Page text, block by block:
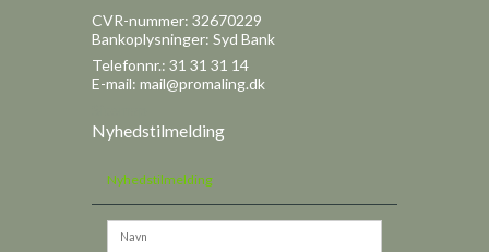
CVR-nummer: 32670229
Bankoplysninger: Syd Bank
Telefonnr.: 31 31 31 14
E-mail: mail@promaling.dk
Nyhedstilmelding
Nyhedstilmelding